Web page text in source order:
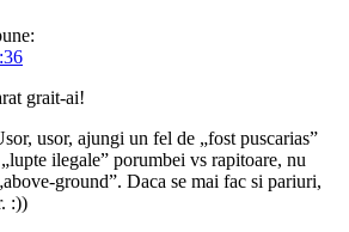
grait-ai!
usor, ajungi un fel de „fost puscarias”
ilegale” porumbei vs rapitoare, nu
ground”. Daca se mai fac si pariuri,
:))